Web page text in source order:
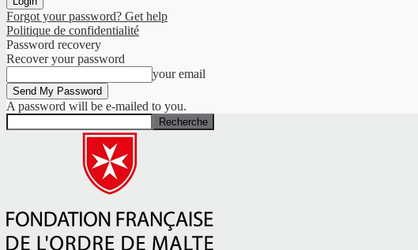
Forgot your password? Get help
Politique de confidentialité
Password recovery
Recover your password
your email
A password will be e-mailed to you.